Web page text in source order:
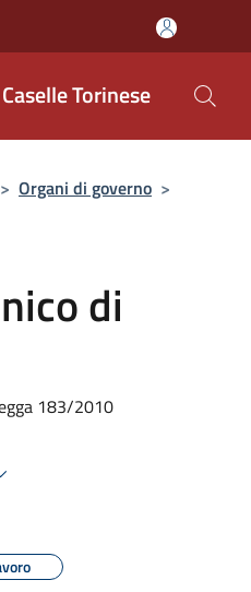
Torinese
> Organi di governo >
di
183/2010